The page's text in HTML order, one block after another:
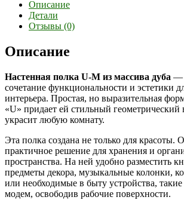
Описание
Детали
Отзывы (0)
Описание
Настенная полка U-M из массива дуба —
сочетание функциональности и эстетики
интерьера. Простая, но выразительная
«U» придает ей стильный геометрический
украсит любую комнату.
Эта полка создана не только для красоты.
практичное решение для хранения и
пространства. На ней удобно разместить
предметы декора, музыкальные колонки,
или необходимые в быту устройства, такие
модем, освободив рабочие поверхности.